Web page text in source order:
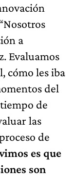
a
Evaluamos
cómo les iba
del
de
las
de
es que
son